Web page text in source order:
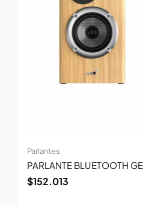
Parlantes
PARLANTE BLUETOOTH
$152.013